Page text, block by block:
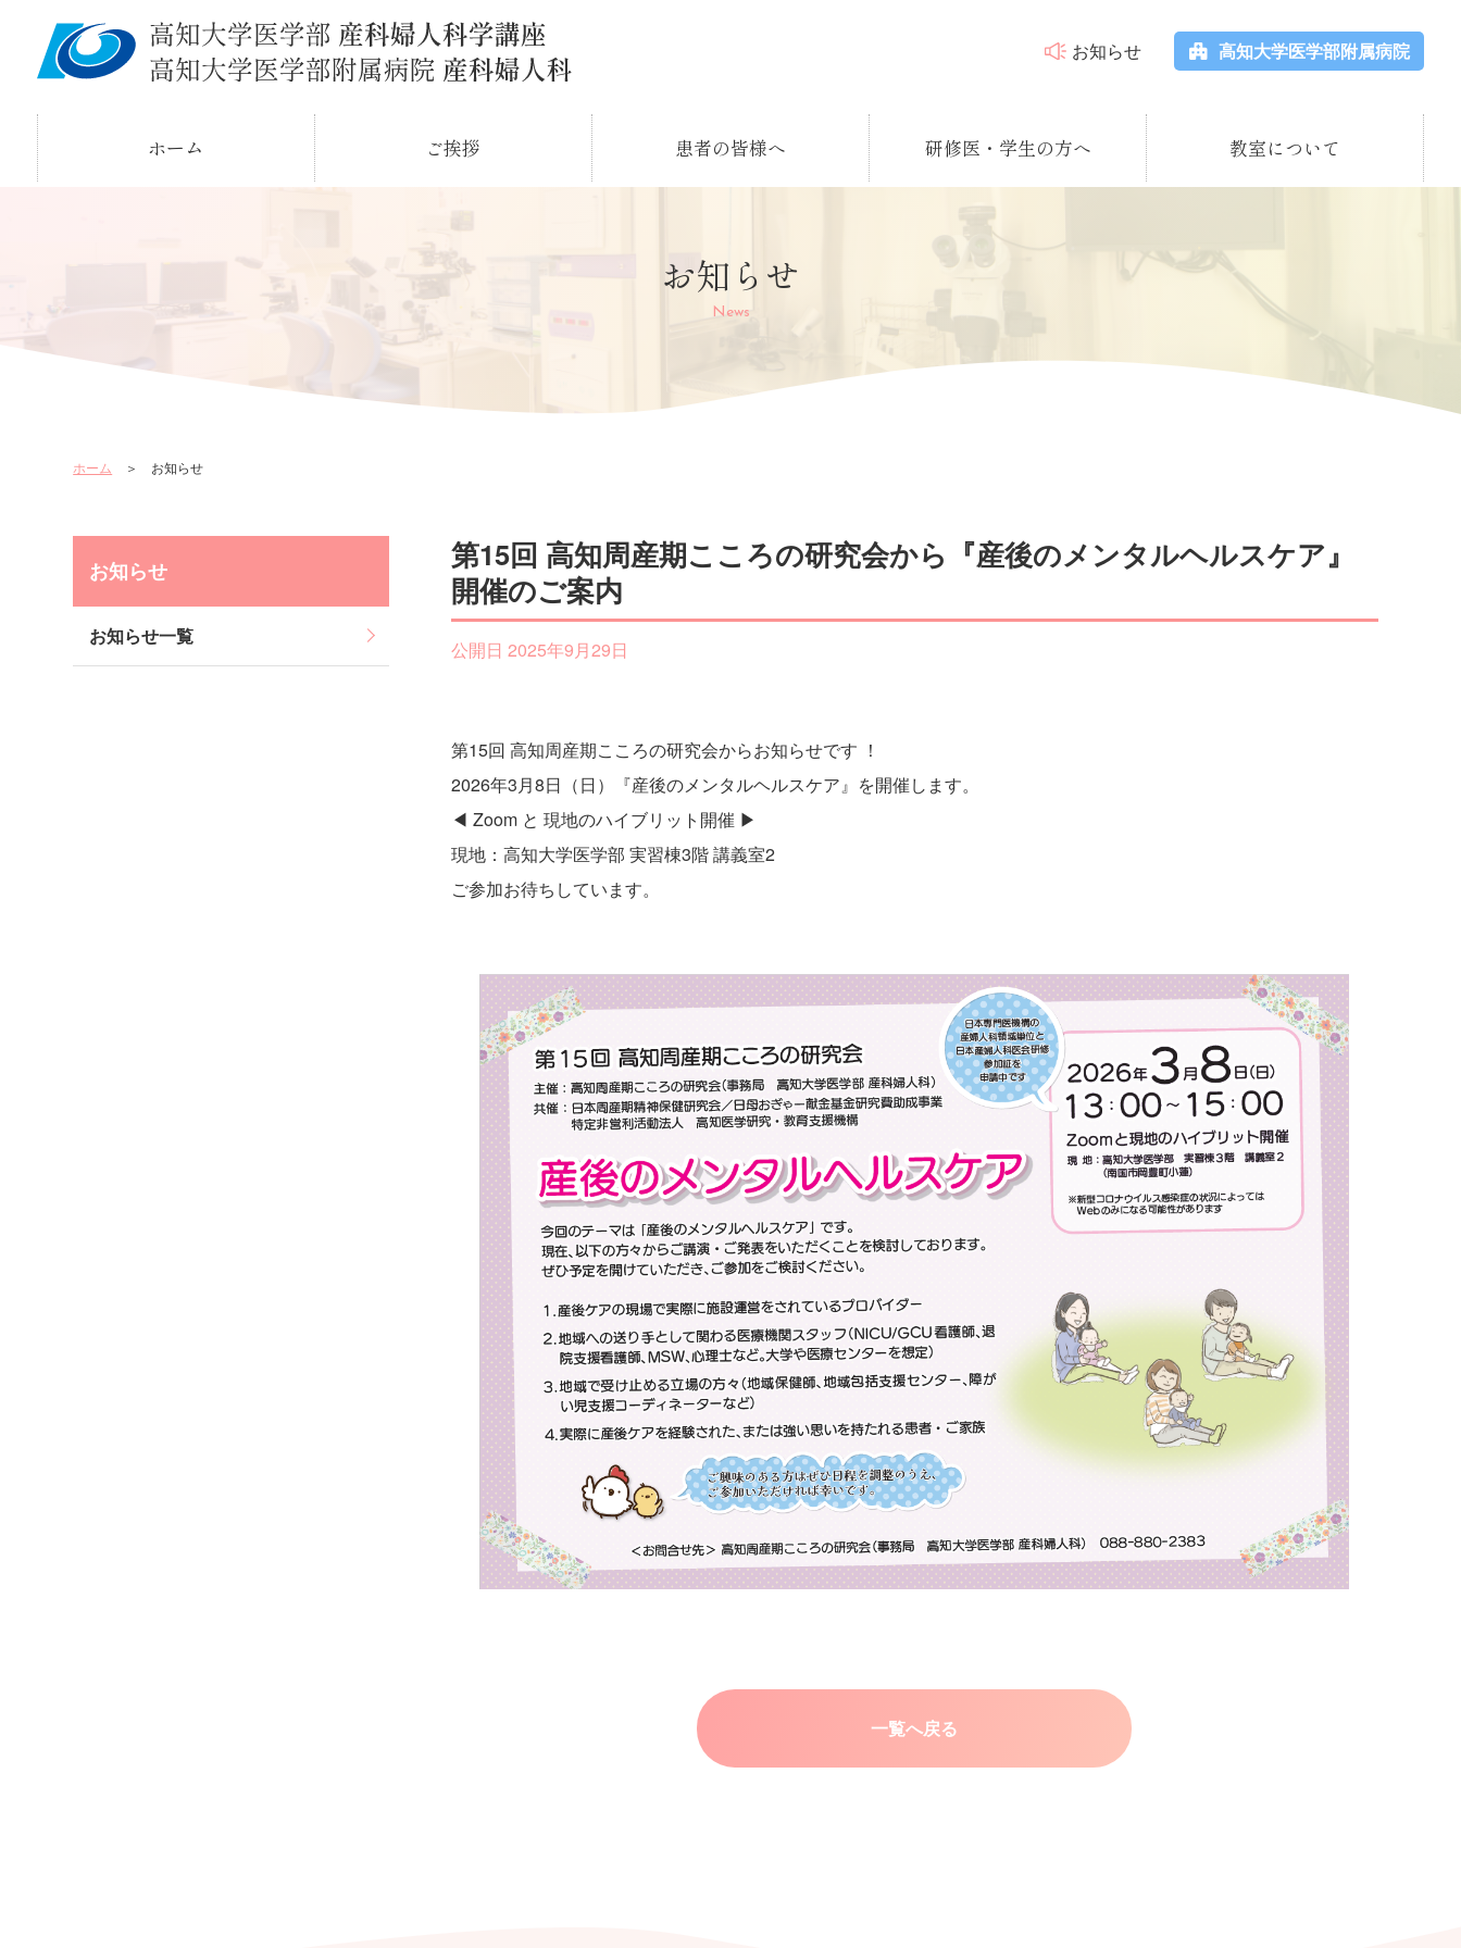
お知らせ 高知大学医学部附属病院
ホーム ご挨拶 患者の皆様へ 研修医・学生の方へ 教室について
お知らせ
News
ホーム ＞ お知らせ
お知らせ
お知らせ一覧
第15回 高知周産期こころの研究会から『産後のメンタルヘルスケア』
開催のご案内
公開日 2025年9月29日
第15回 高知周産期こころの研究会からお知らせです ！
2026年3月8日（日）『産後のメンタルヘルスケア』を開催します。
◀ Zoom と 現地のハイブリット開催 ▶
現地：高知大学医学部 実習棟3階 講義室2
ご参加お待ちしています。
一覧へ戻る